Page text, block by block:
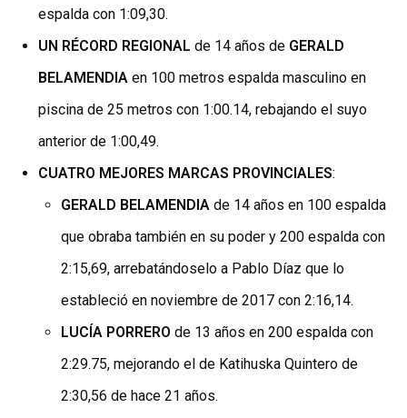
espalda con 1:09,30.
UN RÉCORD REGIONAL de 14 años de GERALD
BELAMENDIAen 100 metros espalda masculino en
piscina de 25 metros con 1:00.14, rebajando el suyo
anterior de 1:00,49.
CUATRO MEJORES MARCAS PROVINCIALES:
GERALD BELAMENDIA de 14 años en 100 espalda
que obraba también en su poder y 200 espalda con
2:15,69, arrebatándoselo a Pablo Díaz que lo
estableció en noviembre de 2017 con 2:16,14.
LUCÍA PORRERO de 13 años en 200 espalda con
2:29.75, mejorando el de Katihuska Quintero de
2:30,56 de hace 21 años.